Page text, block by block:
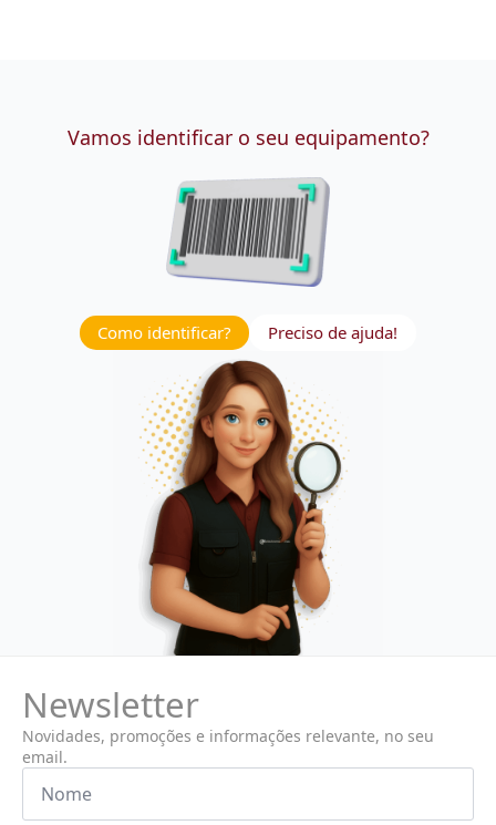
Vamos identificar o seu equipamento?
Como identificar? Preciso de ajuda!
Newsletter
Novidades, promoções e informações relevante, no seu
email.
Nome